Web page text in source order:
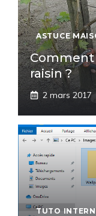
ASTUCE
raisin ?
2 mars 2017
TUTO